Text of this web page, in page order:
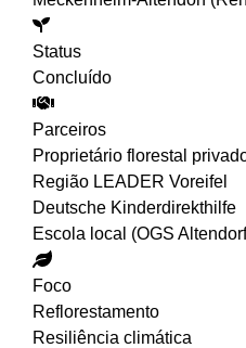
Status
Concluído
Parceiros
Proprietário florestal
Região LEADER Voreifel
Deutsche Kinderdirekthilfe
Escola local (OGS
Foco
Reflorestamento
Resiliência climática